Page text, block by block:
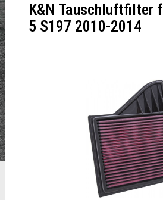
K&N Tauschluftfilter
5 S197 2010-2014